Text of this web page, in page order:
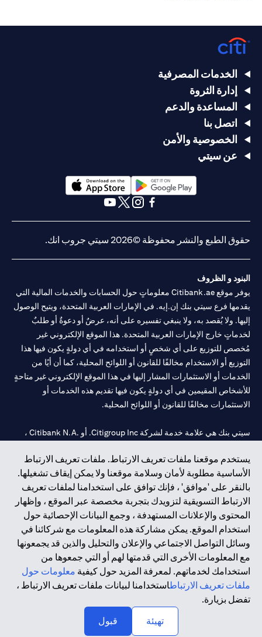
يستخدم موقعنا ملفات تعريف الارتباط. ملفات تعريف الارتباط
الأساسية مطلوبة لأمان وسلامة موقعنا ولا يمكن إيقاف تشغيلها.
بالنقر على 'موافق' ، فإنك توافق على استخدامنا لملفات تعريف
الارتباط التسويقية لتزويدك بتجربة مخصصة عبر الموقع ، وإظهار
المحتوى والإعلانات المستهدفة ، وجمع البيانات الإحصائية حول
استخدام الموقع. يمكن مشاركة هذه المعلومات مع شركائنا في
وسائل التواصل الاجتماعي والإعلان والتحليل والذين قد يجمعونها
مع المعلومات الأخرى التي قدمتها لهم أو التي جمعوها من
استخدامك لخدماتهم. لمعرفة المزيد حول كيفية معلومات حول
ملفات تعريف الارتباطاستخدامنا لبيانات ملفات تعريف الارتباط ،
تفضل بزيارة.
تهيئة
قبول
الخدمات المصرفية
إدارة الثروة
المساعدة والدعم
اتصل بنا
الخصوصية والأمن
عن سيتي
(opens in a new tab)
حقوق الطبع والنشر محفوظة ©2026 سيتي جروب انك.
البنود و الظروف
يوفر موقع Citibank.ae معلوماتٍ حول الحسابات والخدمات المالية التي
يقدمها فرع سيتي بنك إن.إيه. في الإمارات العربية المتحدة، ويتيح الوصول
إليها. ولا يُقصد به، ولا ينبغي تفسيره على أنه، عرضٌ أو دعوةٌ أو طلبٌ
لخدماتٍ خارج الإمارات العربية المتحدة. هذا الموقع الإلكتروني غير
مُخصص للتوزيع على أي شخصٍ أو استخدامه في أي دولةٍ يكون فيها هذا
التوزيع أو الاستخدام مخالفًا للقانون أو اللوائح المحلية، كما أن أيًا من
الخدمات أو الاستثمارات المشار إليها في هذا الموقع الإلكتروني غير متاحةٍ
للأشخاص المقيمين في أي دولةٍ يكون فيها تقديم هذه الخدمات أو
الاستثمارات مخالفًا للقانون أو اللوائح المحلية.
سيتي بنك هي علامة خدمة لشركة Citigroup Inc. أو .Citibank N.A ،
سيتي بنك إن. إيه. الإمارات مسجل لدى مصرف الإمارات المركزي تحت
أرقام التراخيص 202563 لفرع الوصل في دبي، 531989 لفرع مول
الإمارات في دبي، وCN-1002019لفرع أبوظبي. هاتف: 4000 311 04.
فرع سيتي بنك إن إيه - الإمارات العربية المتحدة مرخص من مصرف
الإمارات العربية المتحدة المركزي كفرع لبنك أجنبي.
سيتي بنك إن إيه الإمارات العربية المتحدة مرخص من هيئة الأوراق المالية
والسلع في الإمارات العربية المتحدة ("SCA") للقيام بالنشاط المالي لـ أ)
الاستشارات المالية والتعريف والترويج بموجب ترخيص رقم
20200000097 ب) وسيط تداول في الأسواق الدولية بموجب ترخيص
حقوق الطبع والنشر محفوظة ©2026 سيتي جروب انك.